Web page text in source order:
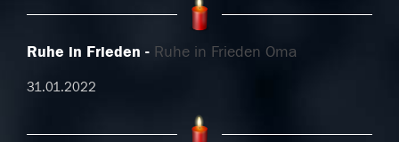
Ruhe in Frieden Ruhe in Frieden Oma
31.01.2022